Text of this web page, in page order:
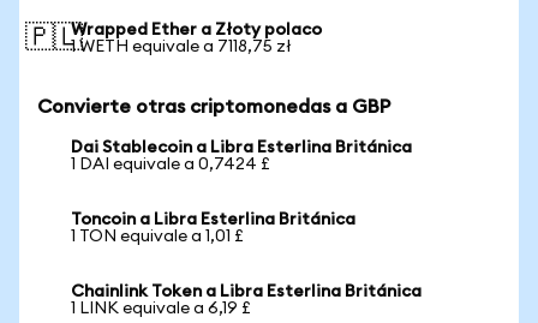
🇵🇱Wrapped Ether a Złoty polaco
1 WETH equivale a 7118,75 zł
Convierte otras criptomonedas a GBP
Dai Stablecoin a Libra Esterlina Británica
1 DAI equivale a 0,7424 £
Toncoin a Libra Esterlina Británica
1 TON equivale a 1,01 £
Chainlink Token a Libra Esterlina Británica
1 LINK equivale a 6,19 £